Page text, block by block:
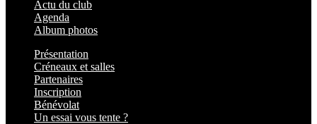
Actu du club
Agenda
Album photos
Présentation
Créneaux et salles
Partenaires
Inscription
Bénévolat
Un essai vous tente ?